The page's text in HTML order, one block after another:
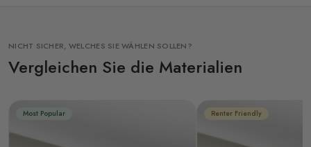
NICHT SICHER, WELCHES SIE WÄHLEN SOLLEN?
Vergleichen Sie die Materialien
Most Popular Renter Friendly